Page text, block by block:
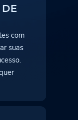
DE
com
suas